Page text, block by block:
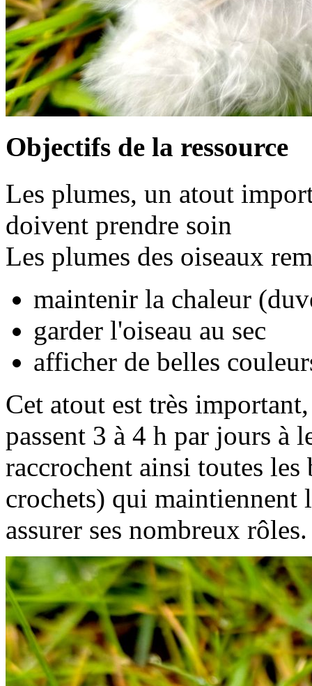
Objectifs de la ressource
Les plumes, un atout
doivent prendre soin
Les plumes des oiseaux
maintenir la chaleur
garder l'oiseau au sec
afficher de belles
Cet atout est très
passent 3 à 4 h par jours à
raccrochent ainsi toutes
crochets) qui maintiennent
assurer ses nombreux rôles.